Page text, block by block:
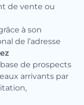
de vente ou
à son
de l’adresse
de prospects
arrivants par